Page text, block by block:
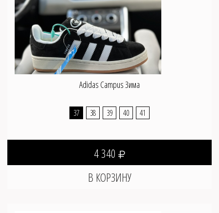
Adidas Campus Зима
37 38 39 40 41
4 340